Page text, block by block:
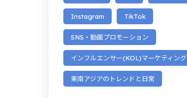
Instagram TikTok
SNS・動画プロモーション
インフルエンサー(KOL)マーケティング
東南アジアのトレンドと日常